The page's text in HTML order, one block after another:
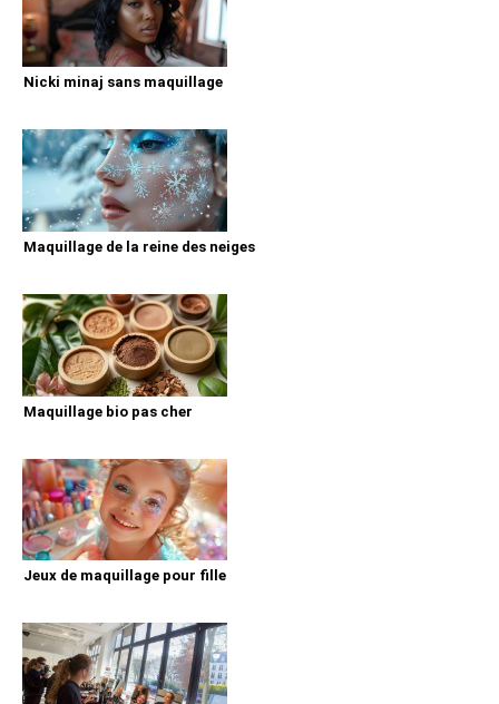
Nicki minaj sans maquillage
Maquillage de la reine des neiges
Maquillage bio pas cher
Jeux de maquillage pour fille